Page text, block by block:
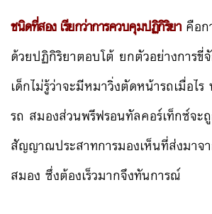
ชนิดที่สอง เรียกว่าการควบคุมปฏิกิริยา คือ
ด้วยปฏิกิริยาตอบโต้ ยกตัวอย่างการขี่จั
เด็กไม่รู้ว่าจะมีหมาวิ่งตัดหน้ารถเมื่อ
รถ สมองส่วนพรีฟรอนทัลคอร์เท็กซ์จะ
สัญญาณประสาทการมองเห็นที่ส่งมาจ
สมอง ซึ่งต้องเร็วมากจึงทันการณ์